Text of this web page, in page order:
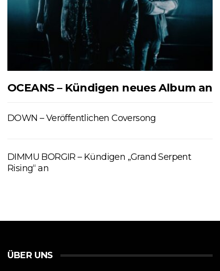
OCEANS – Kündigen neues Album an
DOWN – Veröffentlichen Coversong
DIMMU BORGIR – Kündigen „Grand Serpent
Rising“ an
ÜBER UNS